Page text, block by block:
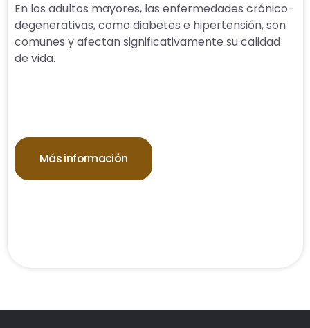
En los adultos mayores, las enfermedades crónico-
degenerativas, como diabetes e hipertensión, son
comunes y afectan significativamente su calidad
de vida.
Más información